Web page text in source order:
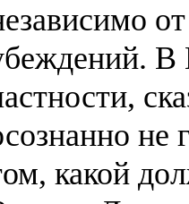
не
какой